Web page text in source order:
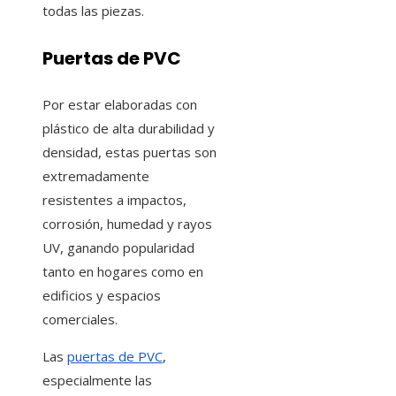
todas las piezas.
Puertas de PVC
Por estar elaboradas con
plástico de alta durabilidad y
densidad, estas puertas son
extremadamente
resistentes a impactos,
corrosión, humedad y rayos
UV, ganando popularidad
tanto en hogares como en
edificios y espacios
comerciales.
Las puertas de PVC,
especialmente las